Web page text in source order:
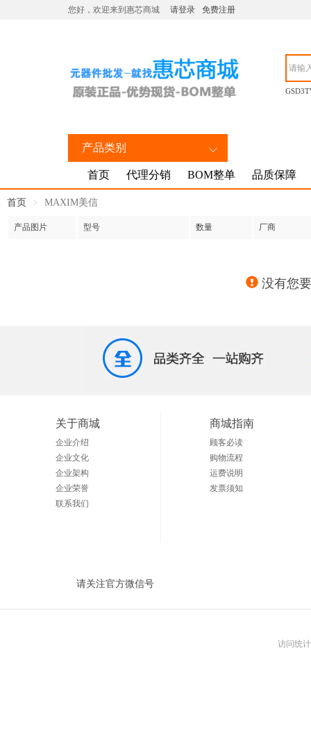
您好，欢迎来到惠芯商城 请登录 免费注册
产品类别
首页 代理分销 BOM整单 品质保障
首页 MAXIM美信
产品图片 型号 数量 厂商
没有您
关于商城
企业介绍
企业文化
企业架构
企业荣誉
联系我们
商城指南
顾客必读
购物流程
运费说明
发票须知
请关注官方微信号
访问统